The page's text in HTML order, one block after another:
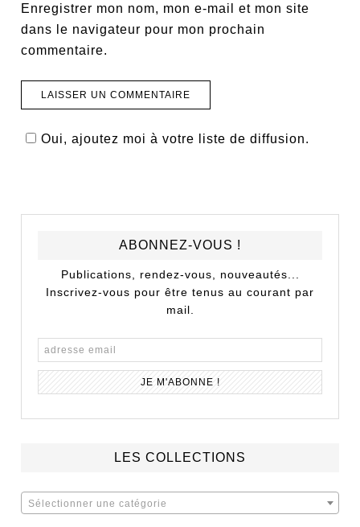
Enregistrer mon nom, mon e-mail et mon site
dans le navigateur pour mon prochain
commentaire.
Oui, ajoutez moi à votre liste de diffusion.
ABONNEZ-VOUS !
Publications, rendez-vous, nouveautés...
Inscrivez-vous pour être tenus au courant par
mail.
LES COLLECTIONS
Sélectionner une catégorie